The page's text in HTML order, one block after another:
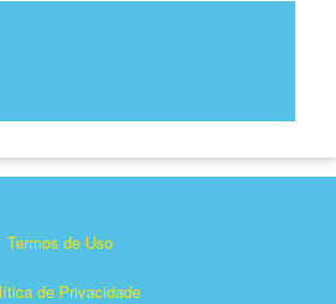
Termos de Uso
de Privacidade